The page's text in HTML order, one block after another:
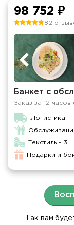
98 752 ₽
82
Банкет с
Заказ за 12 часов
Логистика
Текстиль - 3
Подарки и
Так вам